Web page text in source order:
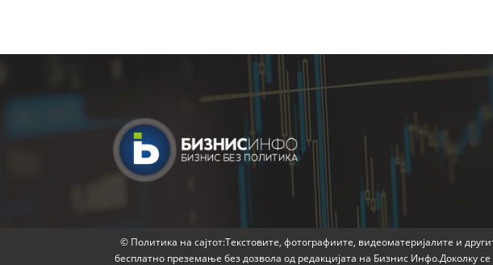
© Политика на сајтот:Текстовите, фотографиите, видеоматеријалите и
бесплатно преземање без дозвола од редакцијата на Бизнис Инфо.Доколку